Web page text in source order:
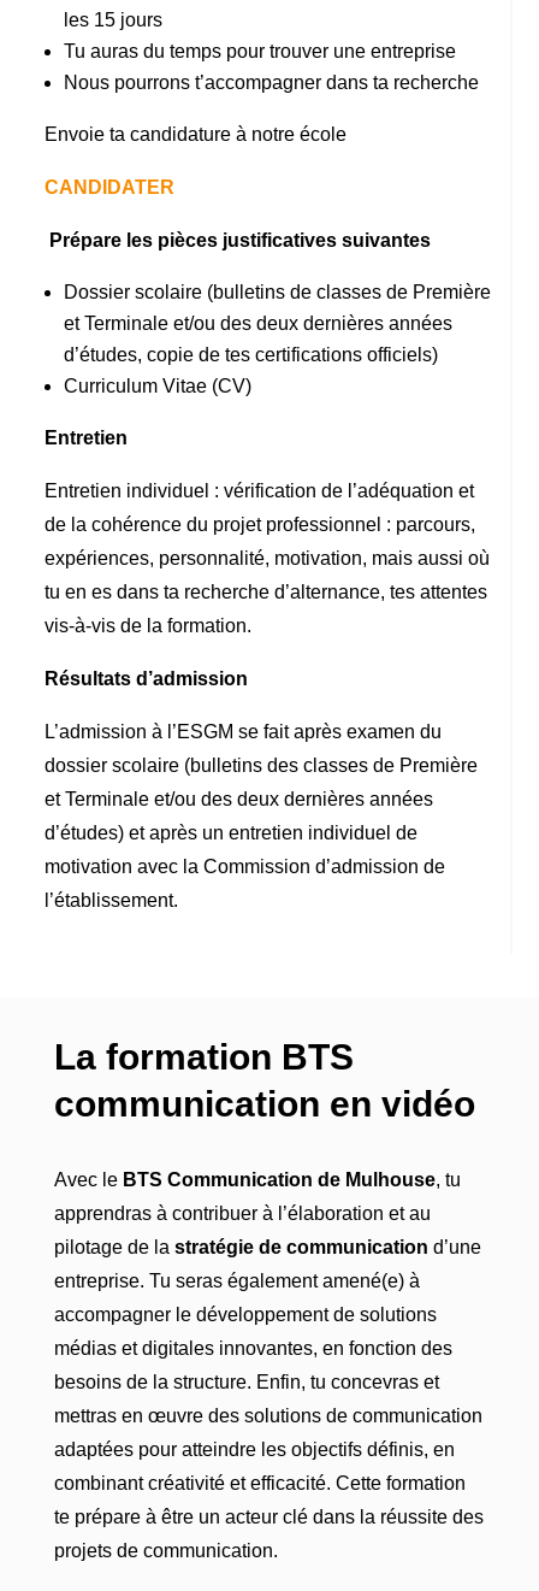
les 15 jours
Tu auras du temps pour trouver une entreprise
Nous pourrons t’accompagner dans ta recherche
Envoie ta candidature à notre école
CANDIDATER
Prépare les pièces justificatives suivantes
Dossier scolaire (bulletins de classes de Première
et Terminale et/ou des deux dernières années
d’études, copie de tes certifications officiels)
Curriculum Vitae (CV)
Entretien
Entretien individuel : vérification de l’adéquation et
de la cohérence du projet professionnel : parcours,
expériences, personnalité, motivation, mais aussi où
tu en es dans ta recherche d’alternance, tes attentes
vis-à-vis de la formation.
Résultats d’admission
L’admission à l’ESGM se fait après examen du
dossier scolaire (bulletins des classes de Première
et Terminale et/ou des deux dernières années
d’études) et après un entretien individuel de
motivation avec la Commission d’admission de
l’établissement.
La formation BTS
communication en vidéo
Avec le BTS Communication de Mulhouse, tu
apprendras à contribuer à l’élaboration et au
pilotage de la stratégie de communication d’une
entreprise. Tu seras également amené(e) à
accompagner le développement de solutions
médias et digitalesinnovantes, en fonction des
besoins de la structure. Enfin, tu concevras et
mettras en œuvre des solutions de communication
adaptées pour atteindre les objectifs définis, en
combinant créativité et efficacité. Cette formation
te prépare à être un acteur clé dans la réussite des
projets de communication.